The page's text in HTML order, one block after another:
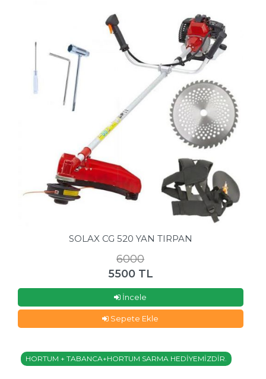
SOLAX CG 520 YAN TIRPAN
6000
5500 TL
İncele
Sepete Ekle
HORTUM + TABANCA+HORTUM SARMA HEDİYEMİZDİR.